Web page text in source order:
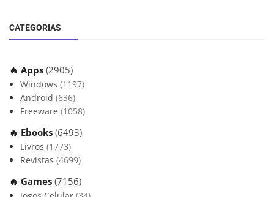
CATEGORIAS
🔥 Apps (2905)
Windows (1197)
Android (636)
Freeware (1058)
🔥 Ebooks (6493)
Livros (1773)
Revistas (4699)
🔥 Games (7156)